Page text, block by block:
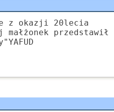
z okazji 20lecia
przedstawił